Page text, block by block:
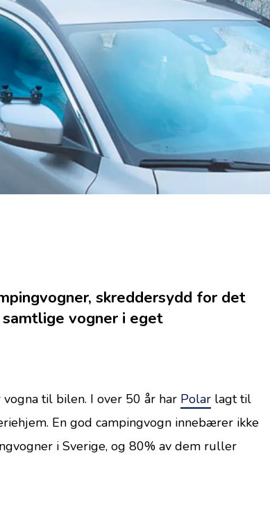
skreddersydd for det
vogner i eget
til bilen. I over 50 år har Polar lagt til
En god campingvogn innebærer ikke
i Sverige, og 80% av dem ruller